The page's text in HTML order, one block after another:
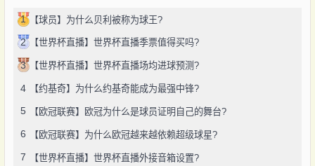
1 【球员】为什么贝利被称为球王?
2 【世界杯直播】世界杯直播季票值得买吗?
3 【世界杯直播】世界杯直播场均进球预测?
4 【约基奇】为什么约基奇能成为最强中锋?
5 【欧冠联赛】欧冠为什么是球员证明自己的舞台?
6 【欧冠联赛】为什么欧冠越来越依赖超级球星?
7 【世界杯直播】世界杯直播外接音箱设置?